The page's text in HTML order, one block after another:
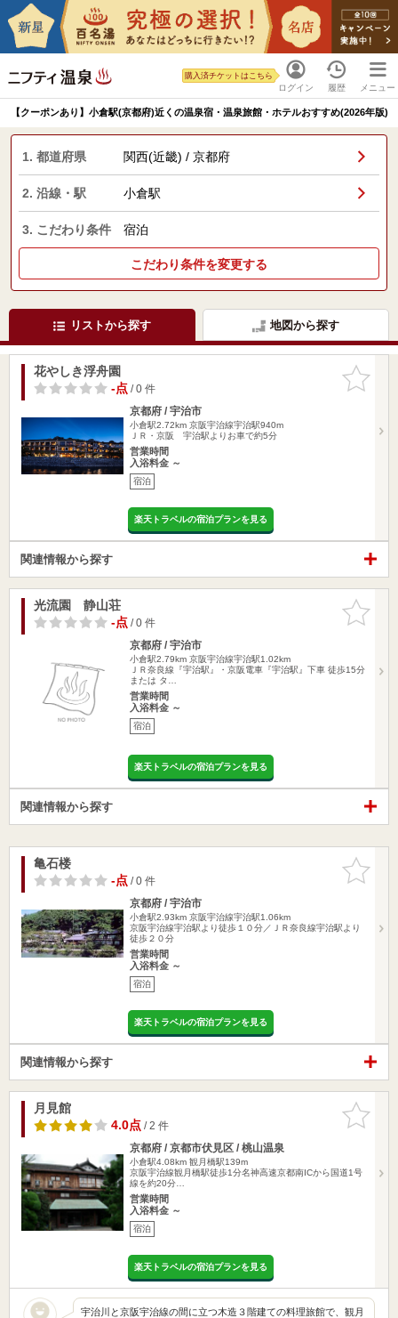
ログイン
購入済チケットはこちら
履歴 メニュー
【クーポンあり】小倉駅(京都府)近くの温泉宿・温泉旅館・ホテルおすすめ(2026年版)
1. 都道府県 関西(近畿) / 京都府
2. 沿線・駅 小倉駅
3. こだわり条件 宿泊
こだわり条件を変更する
リストから探す 地図から探す
お気に入
りに追加
花やしき浮舟園
-点/ 0 件
京都府 / 宇治市
小倉駅2.72km 京阪宇治線宇治駅940m
ＪＲ・京阪 宇治駅よりお車で約5分
営業時間
入浴料金 ～
宿泊
楽天トラベルの宿泊プランを見る
関連情報から探す
お気に入
りに追加
光流園 静山荘
-点/ 0 件
京都府 / 宇治市
小倉駅2.79km 京阪宇治線宇治駅1.02km
ＪＲ奈良線『宇治駅』・京阪電車『宇治駅』下車 徒歩15分
または タ…
営業時間
入浴料金 ～
宿泊
楽天トラベルの宿泊プランを見る
関連情報から探す
お気に入
りに追加
亀石楼
-点/ 0 件
京都府 / 宇治市
小倉駅2.93km 京阪宇治線宇治駅1.06km
京阪宇治線宇治駅より徒歩１０分／ＪＲ奈良線宇治駅より
徒歩２０分
営業時間
入浴料金 ～
宿泊
楽天トラベルの宿泊プランを見る
関連情報から探す
お気に入
りに追加
月見館
4.0点/ 2 件
京都府 / 京都市伏見区 / 桃山温泉
小倉駅4.08km 観月橋駅139m
京阪宇治線観月橋駅徒歩1分名神高速京都南ICから国道1号
線を約20分…
営業時間
入浴料金 ～
宿泊
楽天トラベルの宿泊プランを見る
宇治川と京阪宇治線の間に立つ木造３階建ての料理旅館で、観月